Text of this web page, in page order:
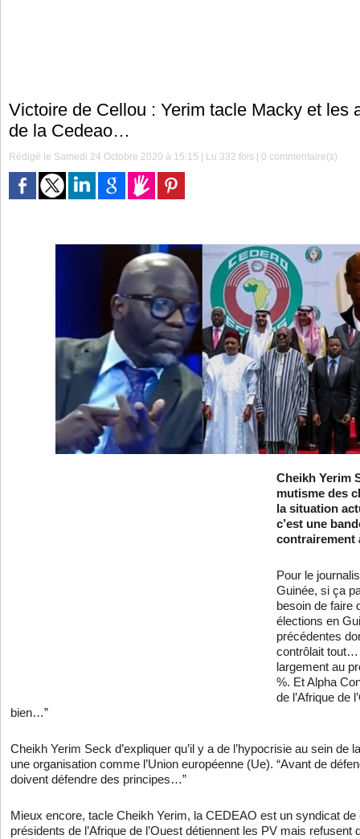
Victoire de Cellou : Yerim tacle Macky et les
de la Cedeao…
Rédigé le Samedi 24 Octobre 2020 à 15:15 | Lu 332 fois |0 commentaire(s)
Cheikh Yerim
mutisme des
la situation
c’est une
contrairement
Pour le
Guinée, si ça
besoin de faire
élections en
précédentes
contrôlait tout…
largement au
%. Et Alpha
de l’Afrique de
bien…”
Cheikh Yerim Seck d’expliquer qu’il y a de l’hypocrisie au sein de
une organisation comme l’Union européenne (Ue). “Avant de
doivent défendre des principes…”
Mieux encore, tacle Cheikh Yerim, la CEDEAO est un syndicat de
présidents de l’Afrique de l’Ouest détiennent les PV mais